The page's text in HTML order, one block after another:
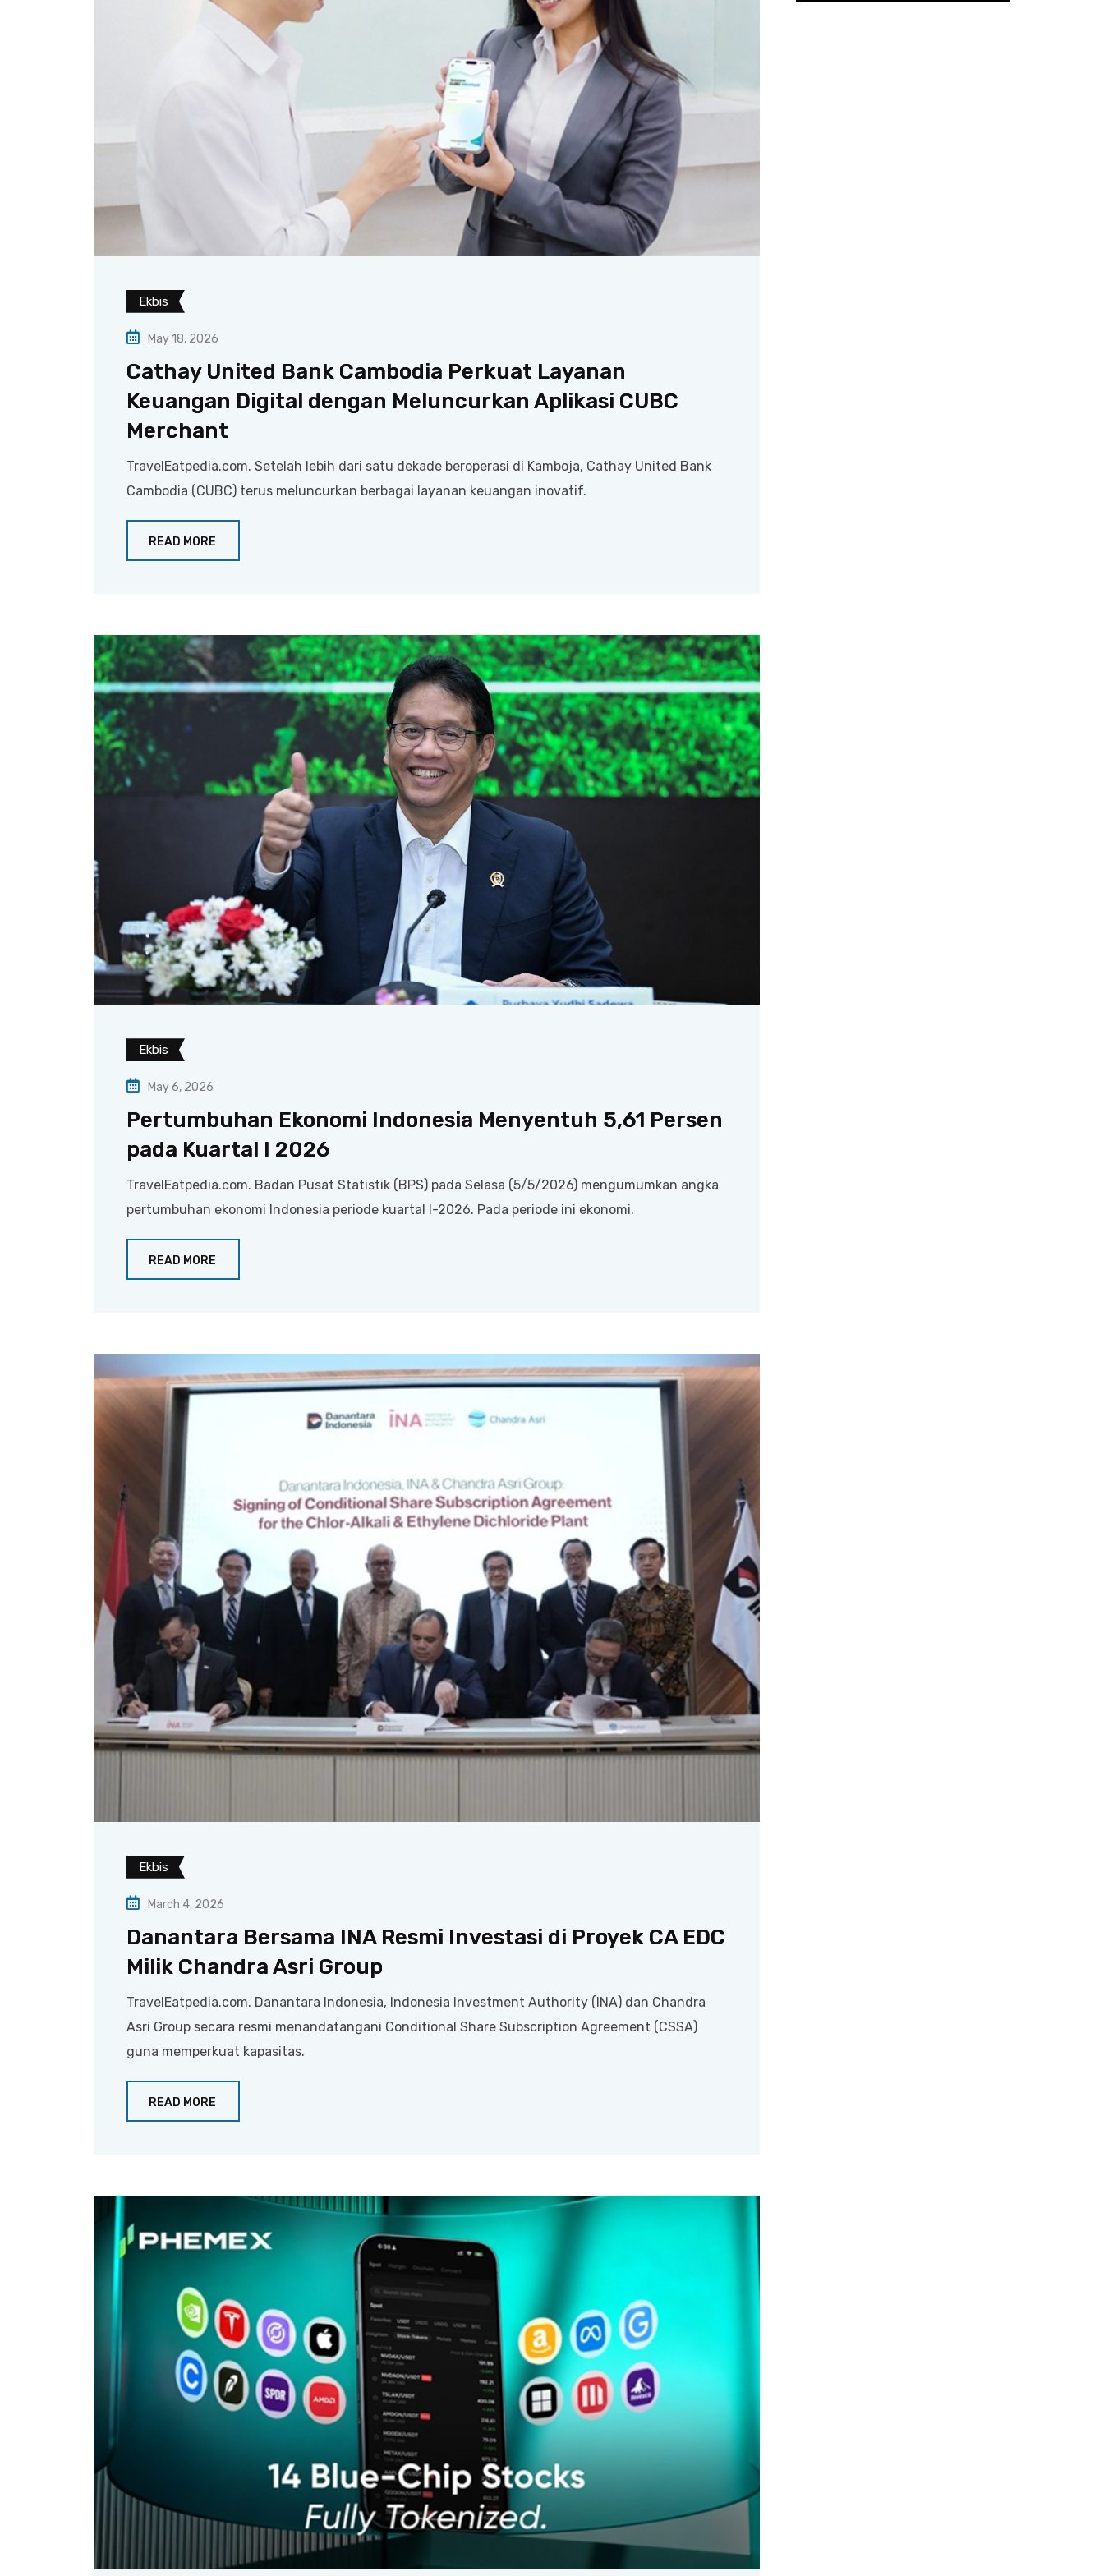
Ekbis
May 18, 2026
Cathay United Bank Cambodia Perkuat Layanan
Keuangan Digital dengan Meluncurkan Aplikasi CUBC
Merchant
TravelEatpedia.com. Setelah lebih dari satu dekade beroperasi di Kamboja, Cathay United Bank
Cambodia (CUBC) terus meluncurkan berbagai layanan keuangan inovatif.
READ MORE
Ekbis
May 6, 2026
Pertumbuhan Ekonomi Indonesia Menyentuh 5,61 Persen
pada Kuartal I 2026
TravelEatpedia.com. Badan Pusat Statistik (BPS) pada Selasa (5/5/2026) mengumumkan angka
pertumbuhan ekonomi Indonesia periode kuartal I-2026. Pada periode ini ekonomi.
READ MORE
Ekbis
March 4, 2026
Danantara Bersama INA Resmi Investasi di Proyek CA EDC
Milik Chandra Asri Group
TravelEatpedia.com. Danantara Indonesia, Indonesia Investment Authority (INA) dan Chandra
Asri Group secara resmi menandatangani Conditional Share Subscription Agreement (CSSA)
guna memperkuat kapasitas.
READ MORE